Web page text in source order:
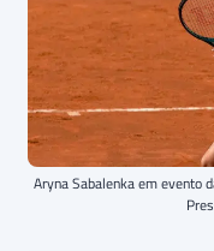
Aryna Sabalenka em evento